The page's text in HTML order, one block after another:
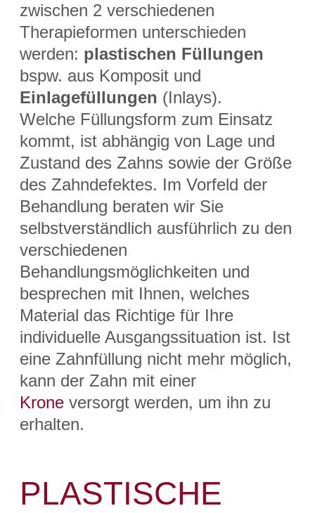
zwischen 2 verschiedenen
Therapieformen unterschieden
werden: plastischen Füllungen
bspw. aus Komposit und
Einlagefüllungen (Inlays).
Welche Füllungsform zum Einsatz
kommt, ist abhängig von Lage und
Zustand des Zahns sowie der Größe
des Zahndefektes. Im Vorfeld der
Behandlung beraten wir Sie
selbstverständlich ausführlich zu den
verschiedenen
Behandlungsmöglichkeiten und
besprechen mit Ihnen, welches
Material das Richtige für Ihre
individuelle Ausgangssituation ist. Ist
eine Zahnfüllung nicht mehr möglich,
kann der Zahn mit einer
Krone versorgt werden, um ihn zu
erhalten.
PLASTISCHE